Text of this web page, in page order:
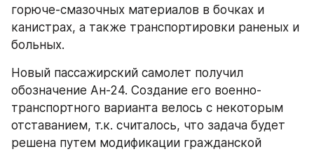
горюче-смазочных материалов в бочках и
канистрах, а также транспортировки раненых и
больных.
Новый пассажирский самолет получил
обозначение Ан-24. Создание его военно-
транспортного варианта велось с некоторым
отставанием, т.к. считалось, что задача будет
решена путем модификации гражданской